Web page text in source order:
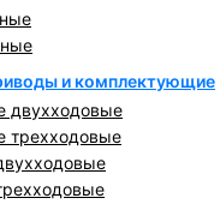
и комплектующие
двухходовые
трехходовые